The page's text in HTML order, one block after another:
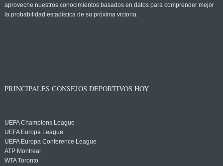
aproveche nuestros conocimientos basados en datos para comprender mejor
la probabilidad estadística de su próxima victoria.
PRINCIPALES CONSEJOS DEPORTIVOS HOY
UEFA Champions League
UEFA Europa League
UEFA Europa Conference League
ATP Montreal
WTA Toronto